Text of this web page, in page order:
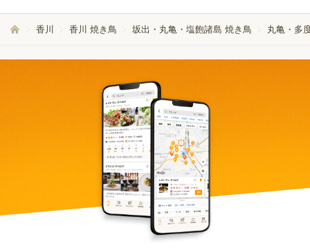
香川 香川 焼き鳥 坂出・丸亀・塩飽諸島 焼き鳥 丸亀・多